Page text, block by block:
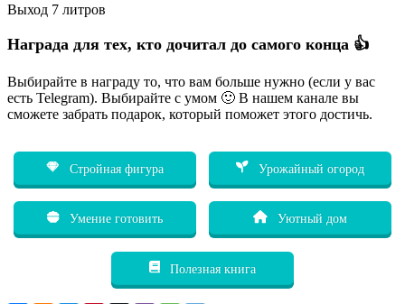
Выход 7 литров
Награда для тех, кто дочитал до самого конца 👍
Выбирайте в награду то, что вам больше нужно (если у вас
есть Telegram). Выбирайте с умом 🙂 В нашем канале вы
сможете забрать подарок, который поможет этого достичь.
Стройная фигура Урожайный огород
Умение готовить Уютный дом
Полезная книга